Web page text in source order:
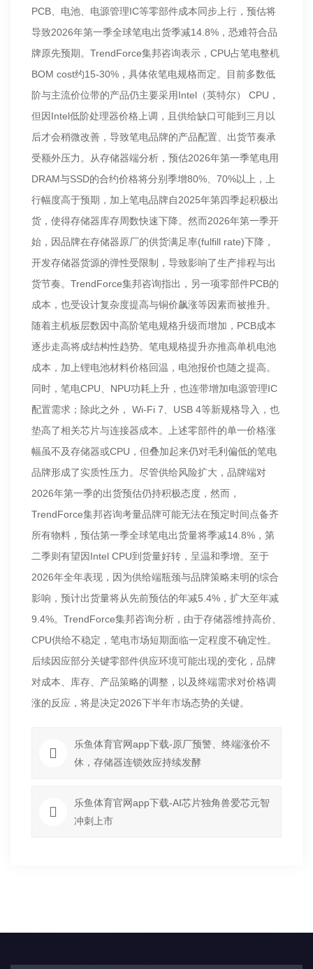
PCB、电池、电源管理IC等零部件成本同步上行，预估将
导致2026年第一季全球笔电出货季减14.8%，恐难符合品
牌原先预期。TrendForce集邦咨询表示，CPU占笔电整机
BOM cost约15-30%，具体依笔电规格而定。目前多数低
阶与主流价位带的产品仍主要采用Intel（英特尔） CPU，
但因Intel低阶处理器价格上调，且供给缺口可能到三月以
后才会稍微改善，导致笔电品牌的产品配置、出货节奏承
受额外压力。从存储器端分析，预估2026年第一季笔电用
DRAM与SSD的合约价格将分别季增80%、70%以上，上
行幅度高于预期，加上笔电品牌自2025年第四季起积极出
货，使得存储器库存周数快速下降。然而2026年第一季开
始，因品牌在存储器原厂的供货满足率(fulfill rate)下降，
开发存储器货源的弹性受限制，导致影响了生产排程与出
货节奏。TrendForce集邦咨询指出，另一项零部件PCB的
成本，也受设计复杂度提高与铜价飙涨等因素而被推升。
随着主机板层数因中高阶笔电规格升级而增加，PCB成本
逐步走高将成结构性趋势。笔电规格提升亦推高单机电池
成本，加上锂电池材料价格回温，电池报价也随之提高。
同时，笔电CPU、NPU功耗上升，也连带增加电源管理IC
配置需求；除此之外， Wi-Fi 7、USB 4等新规格导入，也
垫高了相关芯片与连接器成本。上述零部件的单一价格涨
幅虽不及存储器或CPU，但叠加起来仍对毛利偏低的笔电
品牌形成了实质性压力。尽管供给风险扩大，品牌端对
2026年第一季的出货预估仍持积极态度，然而，
TrendForce集邦咨询考量品牌可能无法在预定时间点备齐
所有物料，预估第一季全球笔电出货量将季减14.8%，第
二季则有望因Intel CPU到货量好转，呈温和季增。至于
2026年全年表现，因为供给端瓶颈与品牌策略未明的综合
影响，预计出货量将从先前预估的年减5.4%，扩大至年减
9.4%。TrendForce集邦咨询分析，由于存储器维持高价、
CPU供给不稳定，笔电市场短期面临一定程度不确定性。
后续因应部分关键零部件供应环境可能出现的变化，品牌
对成本、库存、产品策略的调整，以及终端需求对价格调
涨的反应，将是决定2026下半年市场态势的关键。
乐鱼体育官网app下载-原厂预警、终端涨价不
休，存储器连锁效应持续发酵
乐鱼体育官网app下载-AI芯片独角兽爱芯元智
冲刺上市